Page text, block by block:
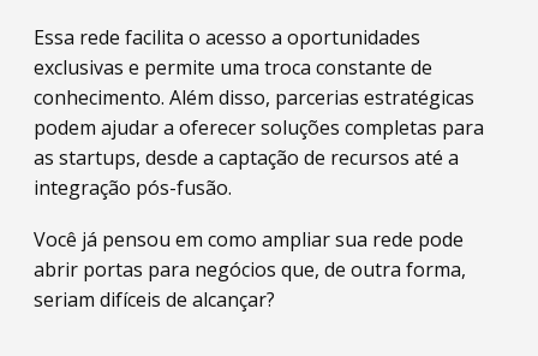
Essa rede facilita o acesso a oportunidades
exclusivas e permite uma troca constante de
conhecimento. Além disso, parcerias estratégicas
podem ajudar a oferecer soluções completas para
as startups, desde a captação de recursos até a
integração pós-fusão.
Você já pensou em como ampliar sua rede pode
abrir portas para negócios que, de outra forma,
seriam difíceis de alcançar?